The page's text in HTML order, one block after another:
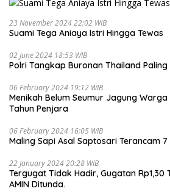
23 November 2024 22:02 WIB
Suami Tega Aniaya Istri Hingga Tewas
02 June 2024 18:53 WIB
Polri Tangkap Buronan Thailand Paling
06 February 2024 19:12 WIB
Menikah Belum Seumur Jagung
Tahun Penjara
06 February 2024 16:05 WIB
Maling Sapi Asal Saptosari Terancam
22 January 2024 20:28 WIB
Tergugat Tidak Hadir, Gugatan Rp1,30
AMIN Ditunda.